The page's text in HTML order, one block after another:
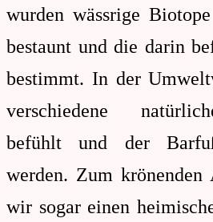
wurden wässrige
bestaunt und die darin
bestimmt. In der
verschiedene
befühlt und der
werden. Zum krönenden
wir sogar einen